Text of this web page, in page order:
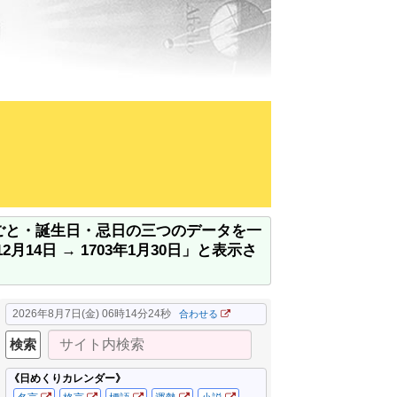
・誕生日・忌日の三つのデータを一
月14日 → 1703年1月30日」と表示さ
2026年8月7日(金) 06時14分24秒 合わせる